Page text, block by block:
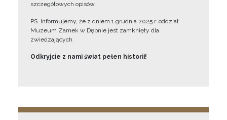
szczegółowych opisów.
PS. Informujemy, że z dniem 1 grudnia 2025 r. oddział
Muzeum Zamek w Dębnie jest zamknięty dla
zwiedzających.
Odkryjcie z nami świat pełen historii!